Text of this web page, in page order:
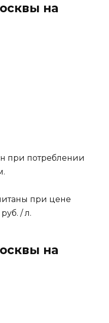
на
при потреблении
при цене
/ л.
на